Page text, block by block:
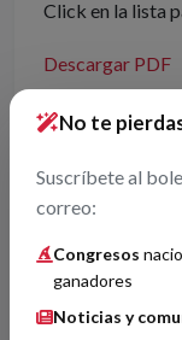
Click en la lista
Descargar PDF
Novedades INAEM
Buscador
No te
Suscríbete al
correo:
Congresos
ganadores
Noticias y